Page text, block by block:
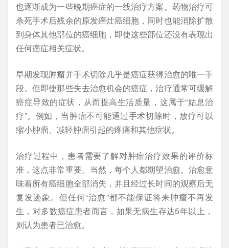
也逐渐成为一些晚期癌症的一线治疗方案。药物治疗可
杀死手术后残余的原发癌灶癌细胞，同时也能消除扩散
到身体其他部位的癌细胞，即使这些部位还没有表现出
任何癌症相关症状。
早期发现肿瘤并手术切除几乎是癌症获得治愈的唯一手
段。但即使那些失去治愈机会的癌症，治疗通常可缓解
癌症导致的症状，从而提高生活质量，这属于“姑息治
疗”。例如，当肿瘤不可能通过手术切除时，放疗可以
缩小肿瘤、减轻肿瘤引起的疼痛和其他症状。
治疗过程中，患者需要了解对肿瘤治疗效果的评价标
准，这点非常重要。当然，每个人都期望治愈。治愈意
味着所有癌细胞全部消失，并且经过长时间的观察后无
复发迹象。但任何“治愈”都不能保证将来肿瘤不再发
生，对多数癌症患者而言，如果无病生存达5年以上，
则认为患者已治愈。